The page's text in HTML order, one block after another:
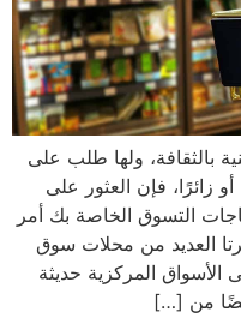
بالثقافة، ولها طلب على
زائرًا، فإن العثور على
التسوق الخاصة بك أمر
العديد من محلات سوق
الأسواق المركزية حديثة
من […]